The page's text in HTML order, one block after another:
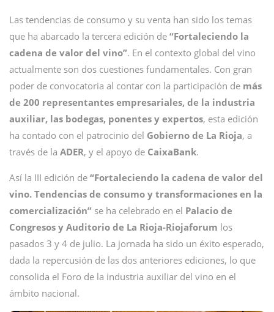
Las tendencias de consumo y su venta han sido los temas
que ha abarcado la tercera edición de “Fortaleciendo la
cadena de valor del vino”. En el contexto global del vino
actualmente son dos cuestiones fundamentales. Con gran
poder de convocatoria al contar con la participación de más
de 200 representantes empresariales, de la industria
auxiliar, las bodegas, ponentes y expertos, esta edición
ha contado con el patrocinio del Gobierno de La Rioja, a
través de la ADER, y el apoyo de CaixaBank.
Así la III edición de “Fortaleciendo la cadena de valor del
vino. Tendencias de consumo y transformaciones en la
comercialización” se ha celebrado en el Palacio de
Congresos y Auditorio de La Rioja-Riojaforum los
pasados 3 y 4 de julio. La jornada ha sido un éxito esperado,
dada la repercusión de las dos anteriores ediciones, lo que
consolida el Foro de la industria auxiliar del vino en el
ámbito nacional.